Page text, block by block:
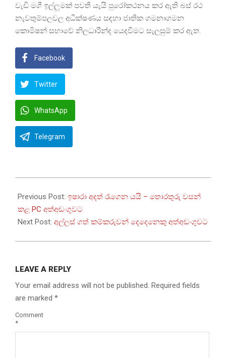
වැඩි මගී ඉල්ලුමක් පවතී යැයි පුරෝකථනය කර ඇති බස් රථ
නැවතුම්පලවල අධීක්ෂණය සඳහා ජාතික ගමනාගමන
කොමිෂන් සභාවේ නිලධාරීන්ද යෙදවීමට සැලසුම් කර ඇත.
Facebook
Twitter
WhatsApp
Telegram
10-
18
Previous Post: ඉෂාරා අදත් රැගෙන යයි – තොරතුරු වසන්
කළ PC අත්අඩංගුවට
Next Post: අල්ලස් ගත් කම්කරුවන් දෙදෙනෙකු අත්අඩංගුවට
LEAVE A REPLY
Your email address will not be published. Required fields
are marked *
Comment
*